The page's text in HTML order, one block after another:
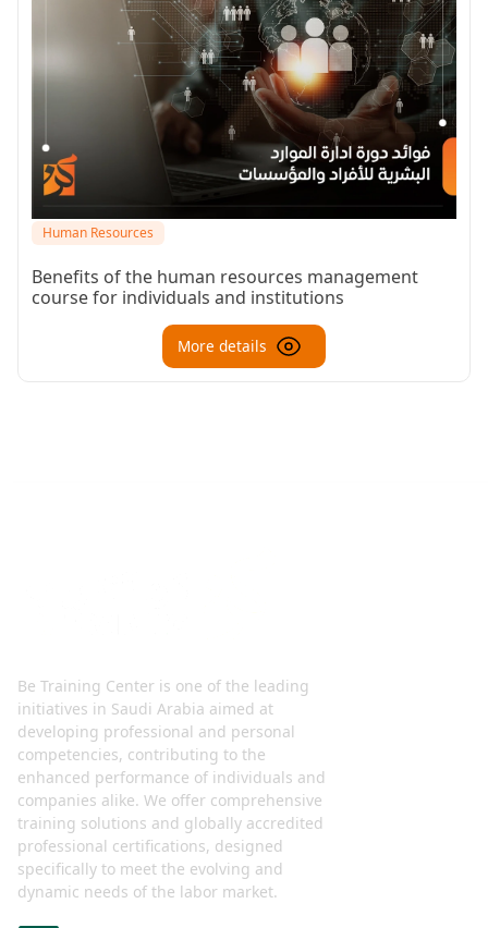
Human Resources
Benefits of the human resources management
course for individuals and institutions
More details
Be Training Center is one of the leading
initiatives in Saudi Arabia aimed at
developing professional and personal
competencies, contributing to the
enhanced performance of individuals and
companies alike. We offer comprehensive
training solutions and globally accredited
professional certifications, designed
specifically to meet the evolving and
dynamic needs of the labor market.